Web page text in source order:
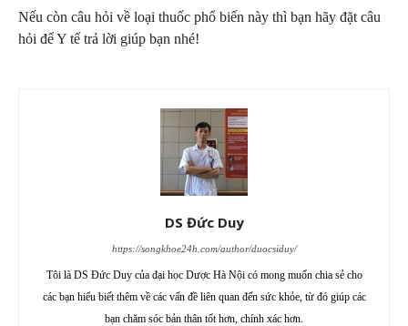
Nếu còn câu hỏi về loại thuốc phổ biến này thì bạn hãy đặt câu
hỏi để Y tế trả lời giúp bạn nhé!
DS Đức Duy
https://songkhoe24h.com/author/duocsiduy/
Tôi là DS Đức Duy của đại học Dược Hà Nội có mong muốn chia sẻ cho
các bạn hiểu biết thêm về các vấn đề liên quan đến sức khỏe, từ đó giúp các
bạn chăm sóc bản thân tốt hơn, chính xác hơn.